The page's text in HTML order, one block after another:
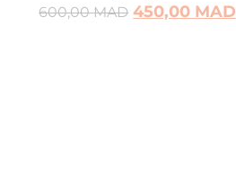
600,00MAD 450,00 MAD